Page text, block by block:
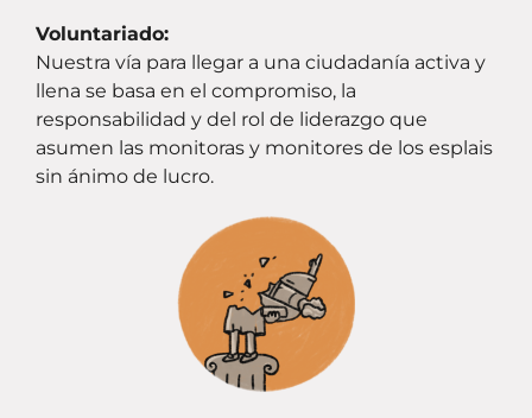
Voluntariado:
Nuestra vía para llegar a una ciudadanía activa y
llena se basa en el compromiso, la
responsabilidad y del rol de liderazgo que
asumen las monitoras y monitores de los esplais
sin ánimo de lucro.